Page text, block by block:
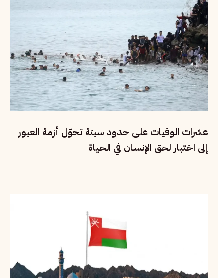
عشرات الوفيات على حدود سبتة تحوّل أزمة العبور
إلى اختبار لحق الإنسان في الحياة